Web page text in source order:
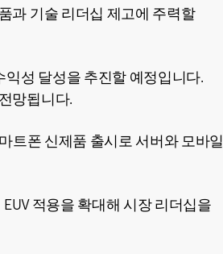
과 기술 리더십 제고에 주력할
성 달성을 추진할 예정입니다.
망됩니다.
트폰 신제품 출시로 서버와 모바일
적용을 확대해 시장 리더십을